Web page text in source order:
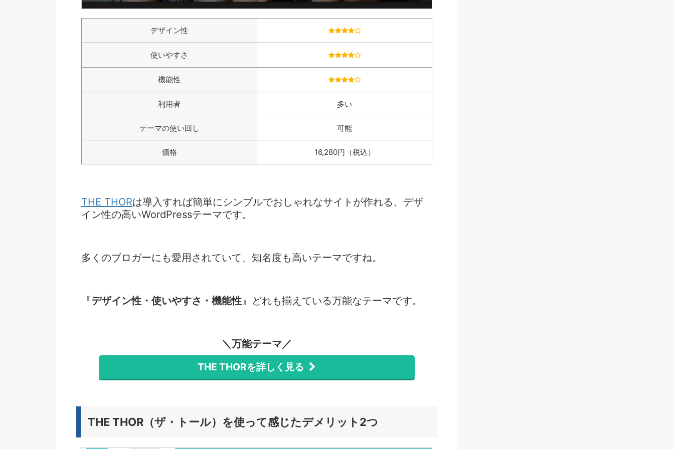
デザイン性
使いやすさ
機能性
利用者 多い
テーマの使い回し 可能
価格 16,280円（税込）
THE THORは導入すれば簡単にシンプルでおしゃれなサイトが作れる、デザ
イン性の高いWordPressテーマです。
多くのブロガーにも愛用されていて、知名度も高いテーマですね。
『デザイン性・使いやすさ・機能性 』どれも揃えている万能なテーマです。
＼万能テーマ／
THE THORを詳しく見る
THE THOR（ザ・トール）を使って感じたデメリット2つ